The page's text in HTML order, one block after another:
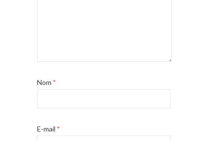
Nom *
E-mail *